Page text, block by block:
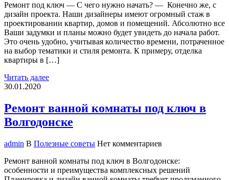
Ремонт под ключ — С чего нужно начать? — Конечно же, с
дизайн проекта. Наши дизайнеры имеют огромный стаж в
проектировании квартир, домов и помещений. Абсолютно все
Ваши задумки и планы можно будет увидеть до начала работ.
Это очень удобно, учитывая количество времени, потраченное
на выбор тематики и стиля ремонта. К примеру, отделка
квартиры в […]
Читать далее
30.01.2020
Ремонт ванной комнаты под ключ в
Волгодонске
admin В Полезные советы Нет комментариев
Ремонт ванной комнаты под ключ в Волгодонске:
особенности и преимущества комплексных решений